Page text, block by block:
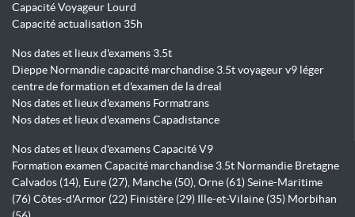
Capacité Voyageur Lourd
Capacité actualisation 35h
Nos dates et lieux d'examens 3.5t
Dieppe Normandie capacité marchandise 3.5t voyageur v9 léger
centre de formation et d'examen de la dreal
Nos dates et lieux d'examens Formatrans
Nos dates et lieux d'examens Capadistance
Nos dates et lieux d'examens Capacité V9
Formation examen Capacité marchandise 3.5t Normandie Bretagne
Calvados (14), Eure (27), Manche (50), Orne (61) Seine-Maritime
(76) Côtes-d'Armor (22) Finistère (29) Ille-et-Vilaine (35) Morbihan